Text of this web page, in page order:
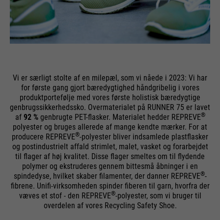
Formål
sessionidentifikation (kun relevant
for administratorer).
Navn
be_typo_user
Udbyder
TYPO3
Køretid
Afslutningen af sessionen
Formål
Denne cookie fortæller webstedet,
om en besøgende er logget ind i
Typo3-backend og har
rettighederne til at administrere
den.
Formål
hver gang data sendes til Google
Navn
__utmc
Udbyder
Google Analytics
Køretid
Afslutningen af sessionen
Formål
Tidligere blev denne cookie brugt i
forbindelse med __utmb-cookien
til at bestemme, om brugeren var i
en ny session / besøg.
Formål
Indeholder en unik ID, som Google
bruger til at gemme dine
foretrukne indstillinger og andre
oplysninger, f.eks. foretrukket
Navn
1P_JAR
Udbyder
Google
Køretid
1 måned
Formål
Googles
Vi er særligt stolte af en milepæl, som vi nåede i 2023: Vi har
for første gang gjort bæredygtighed håndgribelig i vores
produktportefølje med vores første holistisk bæredygtige
genbrugssikkerhedssko. Overmaterialet på RUNNER 75 er lavet
af 92 %genbrugte PET-flasker. Materialet hedder REPREVE®
polyester og bruges allerede af mange kendte mærker. For at
producere REPREVE®-polyester bliver indsamlede plastflasker
og postindustrielt affald strimlet, malet, vasket og forarbejdet
til flager af høj kvalitet. Disse flager smeltes om til flydende
polymer og ekstruderes gennem bittesmå åbninger i en
spindedyse, hvilket skaber filamenter, der danner REPREVE®-
fibrene. Unifi-virksomheden spinder fiberen til garn, hvorfra der
væves et stof - den REPREVE®-polyester, som vi bruger til
overdelen af vores Recycling Safety Shoe.